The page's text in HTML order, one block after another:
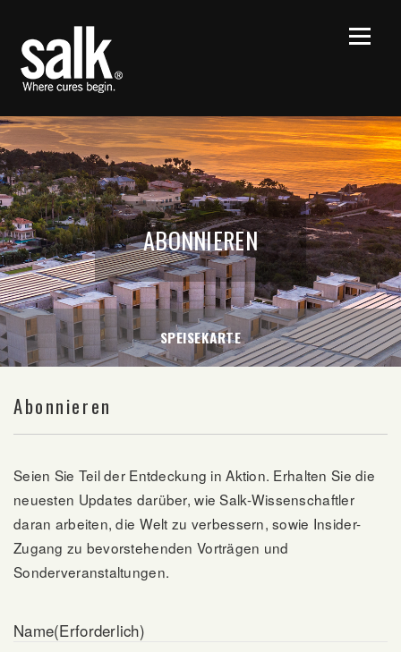
ABONNIEREN
SPEISEKARTE
Abonnieren
Seien Sie Teil der Entdeckung in Aktion. Erhalten Sie die
neuesten Updates darüber, wie Salk-Wissenschaftler
daran arbeiten, die Welt zu verbessern, sowie Insider-
Zugang zu bevorstehenden Vorträgen und
Sonderveranstaltungen.
Name(Erforderlich)